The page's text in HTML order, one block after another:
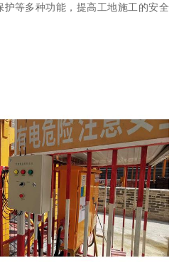
等多种功能，提高工地施工的安全